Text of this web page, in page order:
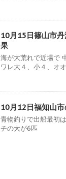
10月15日篠山市
果
海が大荒れで近場で
ワレ大４、小４、オ
10月12日福知山
青物釣りで出船最初
チの大が6匹